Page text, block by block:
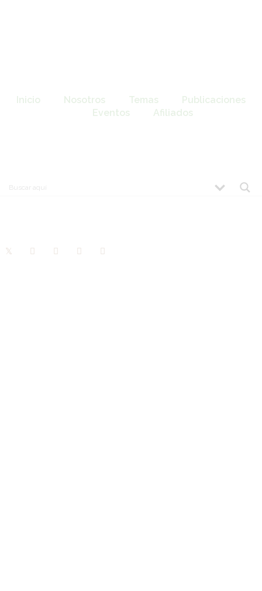
Inicio Nosotros Temas
Publicaciones
Eventos
Afiliados